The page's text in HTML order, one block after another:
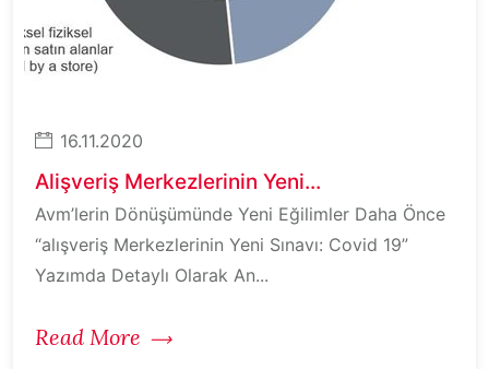
16.11.2020
Alişveriş Merkezlerinin Yeni...
Avm’lerin Dönüşümünde Yeni Eğilimler Daha Önce
“alışveriş Merkezlerinin Yeni Sınavı: Covid 19”
Yazımda Detaylı Olarak An...
Read More